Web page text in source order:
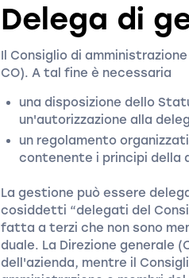
Delega di
Il Consiglio di
CO). A tal fine è necessaria
una disposizione dello
un'autorizzazione alla
un regolamento
contenente i principi della
La gestione può essere
cosiddetti “delegati del
fatta a terzi che non sono
duale. La Direzione generale
dell'azienda, mentre il